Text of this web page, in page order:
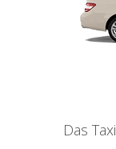
Das Taxi